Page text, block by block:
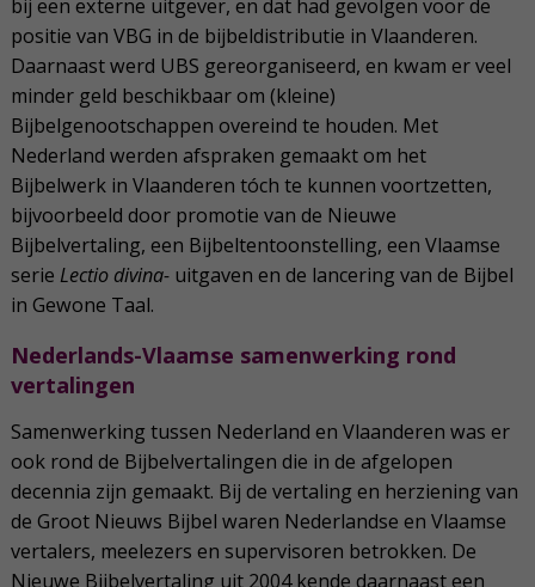
bij een externe uitgever, en dat had gevolgen voor de
positie van VBG in de bijbeldistributie in Vlaanderen.
Daarnaast werd UBS gereorganiseerd, en kwam er veel
minder geld beschikbaar om (kleine)
Bijbelgenootschappen overeind te houden. Met
Nederland werden afspraken gemaakt om het
Bijbelwerk in Vlaanderen tóch te kunnen voortzetten,
bijvoorbeeld door promotie van de Nieuwe
Bijbelvertaling, een Bijbeltentoonstelling, een Vlaamse
serie Lectio divina- uitgaven en de lancering van de Bijbel
in Gewone Taal.
Nederlands-Vlaamse samenwerking rond
vertalingen
Samenwerking tussen Nederland en Vlaanderen was er
ook rond de Bijbelvertalingen die in de afgelopen
decennia zijn gemaakt. Bij de vertaling en herziening van
de Groot Nieuws Bijbel waren Nederlandse en Vlaamse
vertalers, meelezers en supervisoren betrokken. De
Nieuwe Bijbelvertaling uit 2004 kende daarnaast een